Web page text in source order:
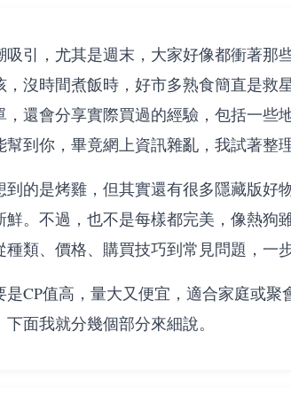
引，尤其是週末，大家好像都衝著那
沒時間煮飯時，好市多熟食簡直是救
還會分享實際買過的經驗，包括一些
到你，畢竟網上資訊雜亂，我試著整
的是烤雞，但其實還有很多隱藏版好
。不過，也不是每樣都完美，像熱狗
類、價格、購買技巧到常見問題，一
CP值高，量大又便宜，適合家庭或聚
面我就分幾個部分來細說。